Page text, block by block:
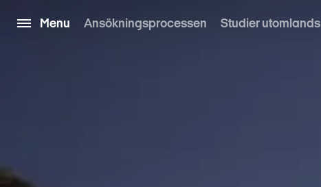
Menu Ansökningsprocessen Studier utomlands